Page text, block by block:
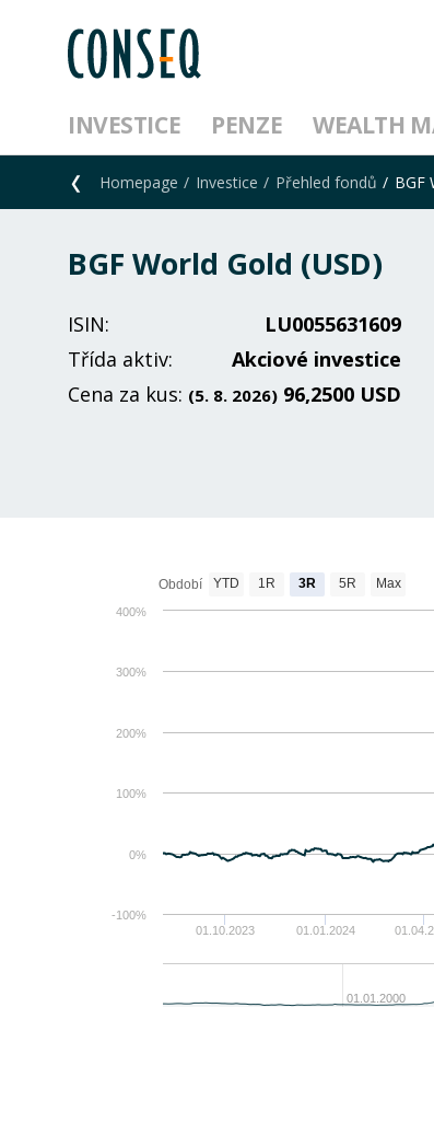
INVESTICE PENZE WEALTH
Homepage Investice Přehled fondů BGF
BGF World Gold (USD)
ISIN:
LU0055631609
Třída aktiv:
Akciové investice
Cena za kus: (5. 8. 2026) 96,2500 USD
01.10.2023 01.01.2024
01.01.2000
0%
100%
200%
300%
-100%
400%
Období YTD 1R 3R 5R Max